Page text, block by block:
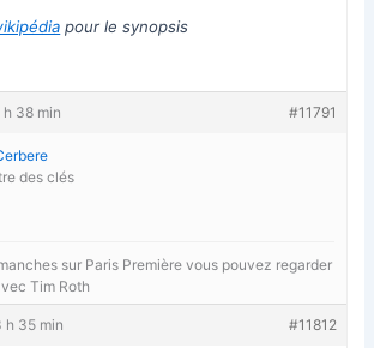
pour le synopsis
38 min #11791
des clés
sur Paris Première vous pouvez regarder
Tim Roth
h 35 min #11812